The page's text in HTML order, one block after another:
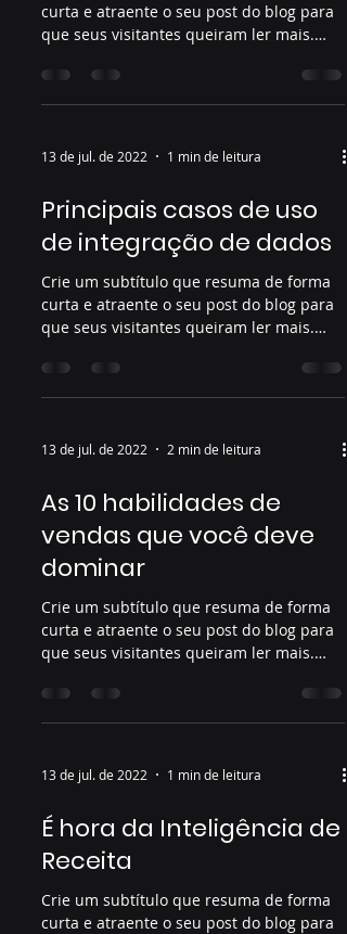
curta e atraente o seu post do blog para
que seus visitantes queiram ler mais.
13 de jul. de 2022 1 min de leitura
Principais casos de uso
de integração de dados
Crie um subtítulo que resuma de forma
curta e atraente o seu post do blog para
que seus visitantes queiram ler mais.
13 de jul. de 2022 2 min de leitura
As 10 habilidades de
vendas que você deve
dominar
Crie um subtítulo que resuma de forma
curta e atraente o seu post do blog para
que seus visitantes queiram ler mais.
13 de jul. de 2022 1 min de leitura
É hora da Inteligência de
Receita
Crie um subtítulo que resuma de forma
curta e atraente o seu post do blog para